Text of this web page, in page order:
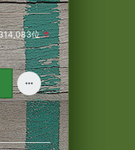
位↑
ラ
ン
キ
ン
グ
上
昇